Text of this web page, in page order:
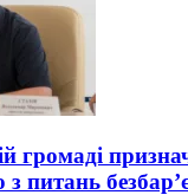
громаді
питань